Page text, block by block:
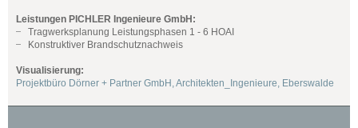
Leistungen PICHLER Ingenieure GmbH:
Tragwerksplanung Leistungsphasen 1 - 6 HOAI
Konstruktiver Brandschutznachweis
Visualisierung:
Projektbüro Dörner + Partner GmbH, Architekten_Ingenieure, Eberswalde